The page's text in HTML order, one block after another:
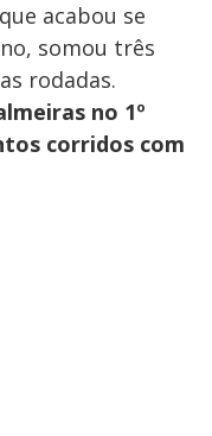
acabou se
somou três
rodadas.
no 1º
corridos com